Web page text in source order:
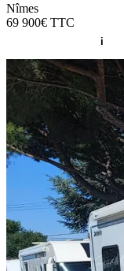
Nîmes
69 900€ TTC